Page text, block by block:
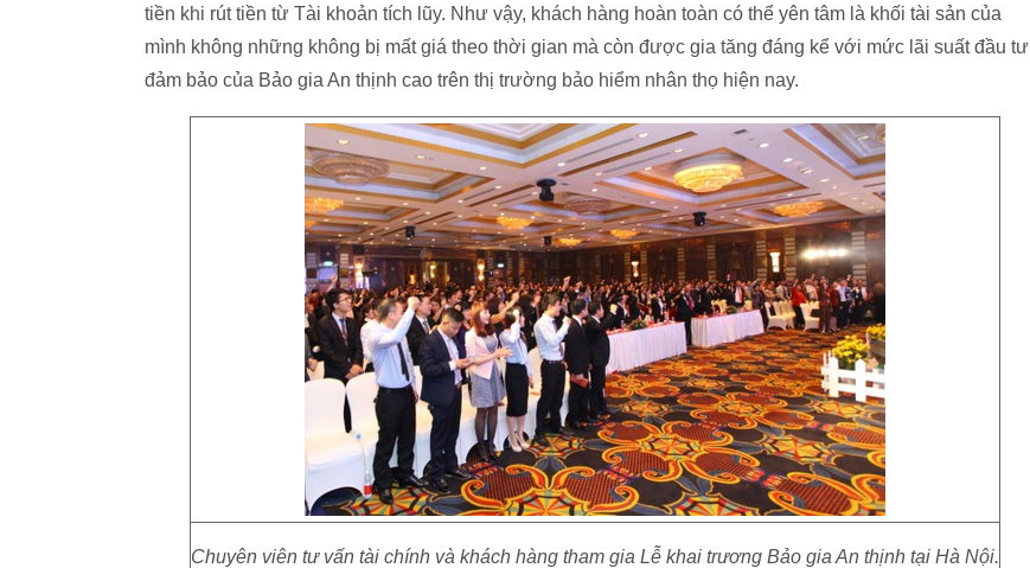
tiền khi rút tiền từ Tài khoản tích lũy. Như vậy, khách hàng hoàn toàn có thể yên tâm là khối tài sản của
mình không những không bị mất giá theo thời gian mà còn được gia tăng đáng kể với mức lãi suất đầu tư
đảm bảo của Bảo gia An thịnh cao trên thị trường bảo hiểm nhân thọ hiện nay.
Chuyên viên tư vấn tài chính và khách hàng tham gia Lễ khai trương Bảo gia An thịnh tại Hà Nội.